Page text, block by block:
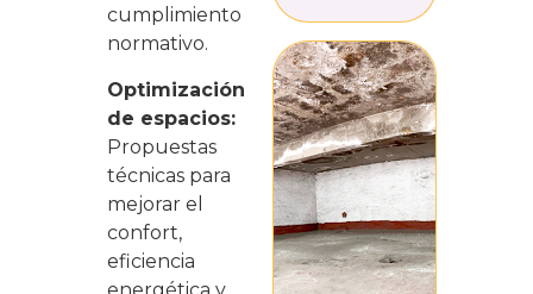
cumplimiento
normativo.
Optimización
de espacios:
Propuestas
técnicas para
mejorar el
confort,
eficiencia
energética y
son
fundamentales,
el modelado
3D se ha
convertido
en una
herramienta...